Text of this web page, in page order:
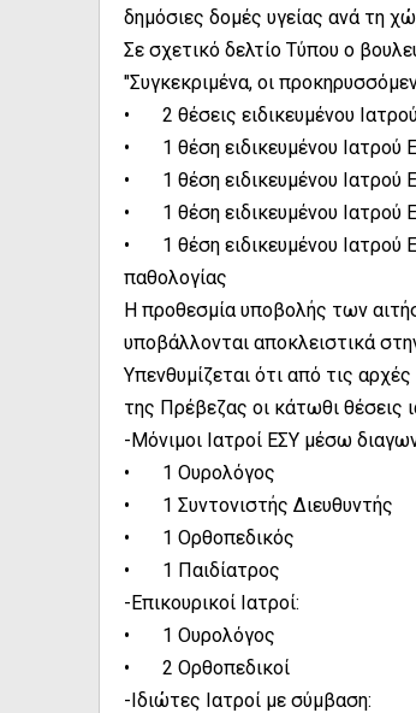
δημόσιες δομές υγείας ανά τη
Σε σχετικό δελτίο Τύπου ο
"Συγκεκριμένα, οι
•
2 θέσεις ειδικευμένου
•
1 θέση ειδικευμένου Ιατρού
•
1 θέση ειδικευμένου
•
1 θέση ειδικευμένου
•
1 θέση ειδικευμένου Ιατρού
παθολογίας
Η προθεσμία υποβολής των
υποβάλλονται αποκλειστικά
Υπενθυμίζεται ότι από τις
της Πρέβεζας οι κάτωθι θέσεις
-Μόνιμοι Ιατροί ΕΣΥ μέσω
•
1 Ουρολόγος
•
1 Συντονιστής Διευθυντής
•
1 Ορθοπεδικός
•
1 Παιδίατρος
-Επικουρικοί Ιατροί:
•
1 Ουρολόγος
•
2 Ορθοπεδικοί
-Ιδιώτες Ιατροί με σύμβαση: